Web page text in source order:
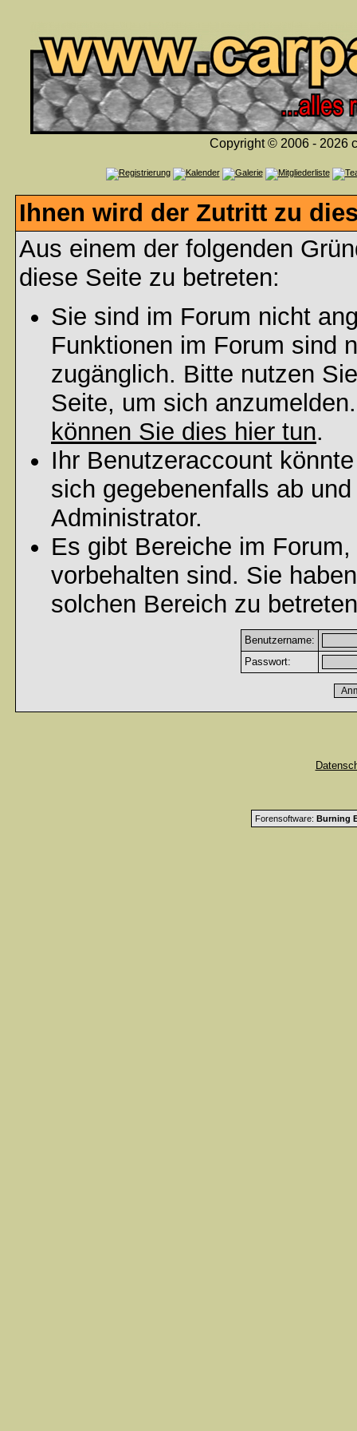
Copyright © 2006 - 2026
Ihnen wird der Zutritt zu
Aus einem der folgenden
diese Seite zu betreten:
Sie sind im Forum nicht
Funktionen im Forum sind
zugänglich. Bitte nutzen
Seite, um sich
können Sie dies hier tun.
Ihr Benutzeraccount
sich gegebenenfalls ab
Administrator.
Es gibt Bereiche im
vorbehalten sind. Sie
solchen Bereich zu
Benutzername:
Passwort:
Forensoftware: Burning